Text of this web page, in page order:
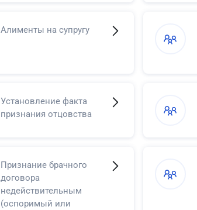
Алименты на супругу
Установление факта
признания отцовства
Признание брачного
договора
недействительным
(оспоримый или